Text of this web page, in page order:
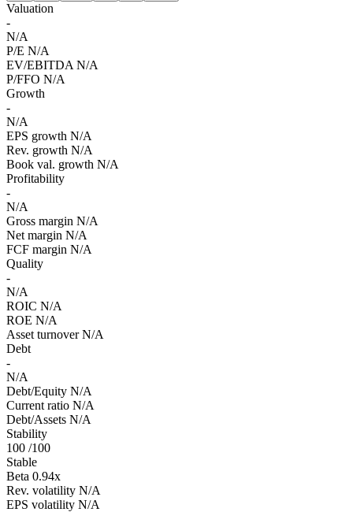
Valuation
-
N/A
P/E N/A
EV/EBITDA N/A
P/FFO N/A
Growth
-
N/A
EPS growth N/A
Rev. growth N/A
Book val. growth N/A
Profitability
-
N/A
Gross margin N/A
Net margin N/A
FCF margin N/A
Quality
-
N/A
ROIC N/A
ROE N/A
Asset turnover N/A
Debt
-
N/A
Debt/Equity N/A
Current ratio N/A
Debt/Assets N/A
Stability
100 /100
Stable
Beta 0.94x
Rev. volatility N/A
EPS volatility N/A